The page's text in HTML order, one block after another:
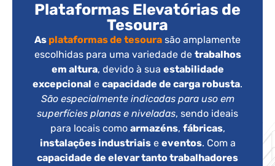
Plataformas Elevatórias de
Tesoura
As plataformas de tesoura são amplamente
escolhidas para uma variedade de trabalhos
em altura, devido à sua estabilidade
excepcional e capacidade de carga robusta.
São especialmente indicadas para uso em
superfícies planas e niveladas, sendo ideais
para locais como armazéns, fábricas,
instalações industriaise eventos. Com a
capacidade de elevar tanto trabalhadores